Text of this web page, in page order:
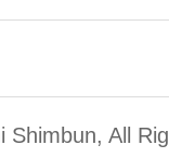
All